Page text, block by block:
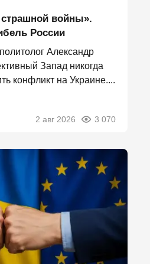
войны».
России
Александр
Запад никогда
конфликт на Украине....
2 авг 2026 3 070